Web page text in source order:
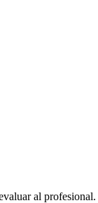
al profesional.